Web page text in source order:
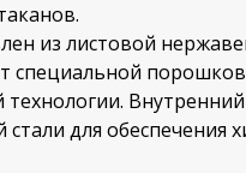
из листовой
специальной
для обеспечения